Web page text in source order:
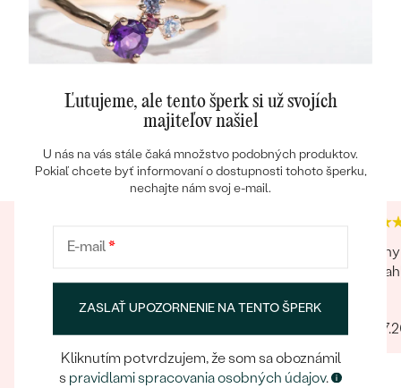
Heuréka recenzie
4.9
Google recenzie
4.9
Nakupoval som cez Eppi už viac šperkov a vždy
som maximálne spokojný. Krásne a jedinečné
príplatok alebo aj bez. Samotné balenie je na
prvú luxusné! Každý jeden detajl dotiahnutý do
dokonalosti. Určite odporúčam
Ľutujeme, ale tento šperk si už svojích
majiteľov našiel
U nás na vás stále čaká množstvo podobných produktov.
Pokiaľ chcete byť informovaní o dostupnosti tohoto šperku,
nechajte nám svoj e-mail.
E-mail*
ZASLAŤ UPOZORNENIE NA TENTO ŠPERK
Kliknutím potvrdzujem, že som sa oboznámil
s pravidlami spracovania osobných údajov.